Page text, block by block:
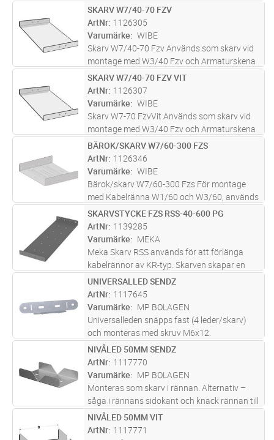
ST Lägg i kundvagn
SKARV W7/40-70 FZV
ArtNr 1126305
Varumärke
WIBE
Skarv W7/40-70 Fzv Används som skarv vid
montage med W3/40 Fzv och Armaturskena
W70 Fzv.
ST Lägg i kundvagn
SKARV W7/40-70 FZV VIT
ArtNr 1126307
Varumärke
WIBE
Skarv W7-70 FzvVit Används som skarv vid
montage med W3/40 Fzv och Armaturskena
W70 Fzv.
ST Lägg i kundvagn
BÄROK/SKARV W7/60-300 FZS
ArtNr 1126346
Varumärke
WIBE
Bärok/skarv W7/60-300 Fzs För montage
med Kabelränna W1/60 och W3/60, används
vid skarvning och som bärok.
ST Lägg i kundvagn
SKARVSTYCKE FZS RSS-40-600 PG
ArtNr 1139285
Varumärke
MEKA
Meka Skarv RSS används för att förlänga
kabelrännor av KR-typ. Skarven skapar en
tillräcklig elektrisk ledningsförmåga, vilket
eliminerar behovet av att installera en separat
jordningstråd mellan kab...läs mer
ST Lägg i kundvagn
UNIVERSALLED SENDZ
ArtNr 1117645
Varumärke
MP BOLAGEN
Universalleden snäpps fast (4 leder/skarv)
och monteras med skruv M6x12.
ST Lägg i kundvagn
NIVÅLED 50MM SENDZ
ArtNr 1117770
Varumärke
MP BOLAGEN
Monteras som skarv i rännan. Alternativ –
såga i rännans sidokant och knäck rännan till
önskad vinkel.
ST Lägg i kundvagn
NIVÅLED 50MM VIT
ArtNr 1117771